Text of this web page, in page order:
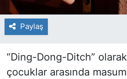
Paylaş
“Ding-Dong-Ditch”
çocuklar arasında